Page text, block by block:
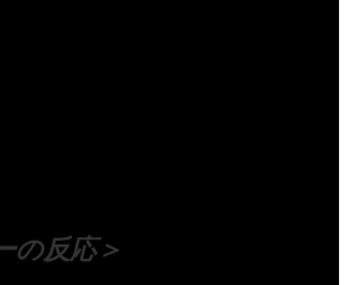
の反応＞